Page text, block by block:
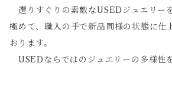
選りすぐりの素敵なUSEDジュエリー
極めて、職人の手で新品同様の状態に仕
おります。
USEDならではのジュエリーの多様性